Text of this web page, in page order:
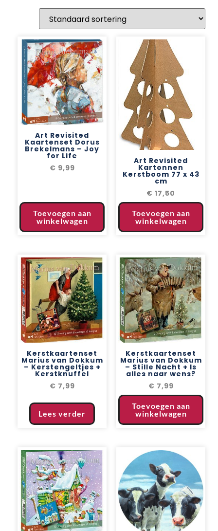
Art Revisited
Kaartenset Dorus
Brekelmans – Joy
for Life
€ 9,99
Toevoegen aan
winkelwagen
Art Revisited
Kartonnen
Kerstboom 77 x 43
cm
€ 17,50
Toevoegen aan
winkelwagen
Kerstkaartenset
Marius van Dokkum
– Kerstengeltjes +
Kerstknuffel
€ 7,99
Lees verder
Kerstkaartenset
Marius van Dokkum
– Stille Nacht + Is
alles naar wens?
€ 7,99
Toevoegen aan
winkelwagen